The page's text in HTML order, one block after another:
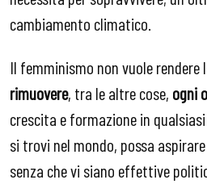
cambiamento climatico.
Il femminismo non vuole
rimuovere, tra le altre cose, ogni
crescita e formazione in
si trovi nel mondo, possa
senza che vi siano effettive